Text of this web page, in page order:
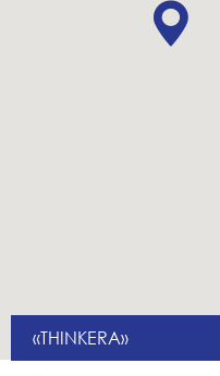
«THINKERA»